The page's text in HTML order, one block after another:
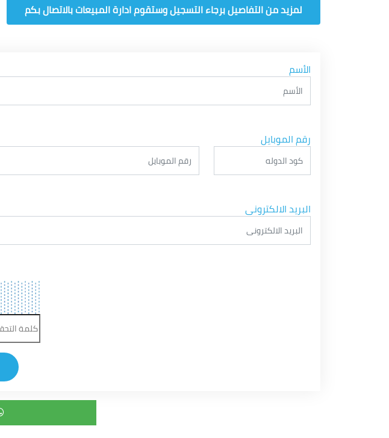
لمزيد من التفاصيل برجاء التسجيل وستقوم ادارة المبيعات بالاتصال بكم
الأسم
رقم الموبايل
البريد الالكترونى